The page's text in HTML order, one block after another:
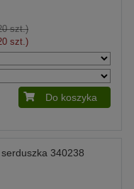
szt.)
szt.)
Do koszyka
340238